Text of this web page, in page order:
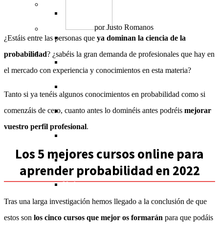
Sistemas operativos
Diseño de moda
Recursos humanos
Gestión empresarial
Criptomonedas
Profesorado (docentes)
Ciencia
Preparación de exámenes
Salud
Nutrición
Música
Instrumentos musicales
Las Vegas
Miami
Orlando
Utah
New York
porJusto Romanos
¿Estáis entre las personas que ya dominan la ciencia de la
probabilidad? ¿sabéis la gran demanda de profesionales que hay en
el mercado con experiencia y conocimientos en esta materia?
Tanto si ya tenéis algunos conocimientos en probabilidad como si
comenzáis de cero, cuanto antes lo dominéis antes podréis mejorar
vuestro perfil profesional.
Los 5 mejores cursos online para
aprender probabilidad en 2022
Tras una larga investigación hemos llegado a la conclusión de que
estos son los cinco cursos que mejor os formarán para que podáis